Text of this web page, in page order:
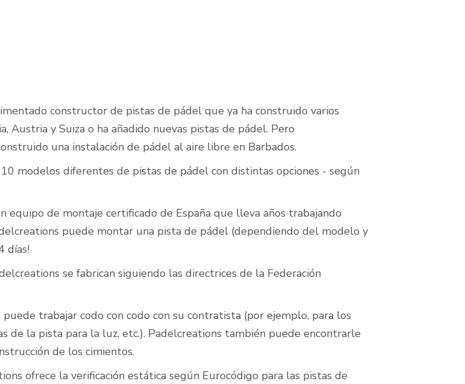
constructor de pistas de pádel que ya ha construido varios
Austria y Suiza o ha añadido nuevas pistas de pádel. Pero
una instalación de pádel al aire libre en Barbados.
modelos diferentes de pistas de pádel con distintas opciones - según
equipo de montaje certificado de España que lleva años trabajando
puede montar una pista de pádel (dependiendo del modelo y
días!
se fabrican siguiendo las directrices de la Federación
trabajar codo con codo con su contratista (por ejemplo, para los
de la pista para la luz, etc.). Padelcreations también puede encontrarle
de los cimientos.
ofrece la verificación estática según Eurocódigo para las pistas de
aire